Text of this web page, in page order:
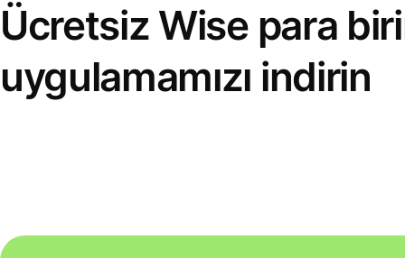
Ücretsiz Wise para
uygulamamızı indirin